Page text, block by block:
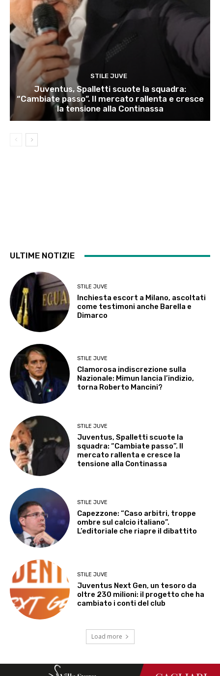
STILE JUVE
Juventus, Spalletti scuote la squadra:
“Cambiate passo”. Il mercato rallenta e cresce
la tensione alla Continassa
ULTIME NOTIZIE
STILE JUVE
Inchiesta escort a Milano, ascoltati
come testimoni anche Barella e
Dimarco
STILE JUVE
Clamorosa indiscrezione sulla
Nazionale: Mimun lancia l’indizio,
torna Roberto Mancini?
STILE JUVE
Juventus, Spalletti scuote la
squadra: “Cambiate passo”. Il
mercato rallenta e cresce la
tensione alla Continassa
STILE JUVE
Capezzone: “Caso arbitri, troppe
ombre sul calcio italiano”.
L’editoriale che riapre il dibattito
STILE JUVE
Juventus Next Gen, un tesoro da
oltre 230 milioni: il progetto che ha
cambiato i conti del club
Load more